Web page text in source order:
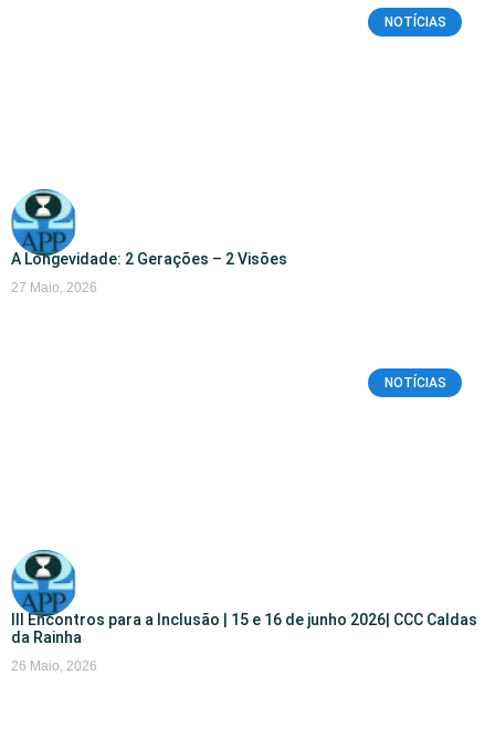
NOTÍCIAS
A Longevidade: 2 Gerações – 2 Visões
27 Maio, 2026
NOTÍCIAS
III Encontros para a Inclusão | 15 e 16 de junho 2026| CCC Caldas
da Rainha
26 Maio, 2026